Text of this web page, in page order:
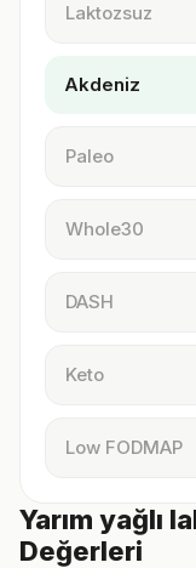
Laktozsuz
Akdeniz
Paleo
Whole30
DASH
Keto
Low FODMAP
Yarım yağlı
Değerleri